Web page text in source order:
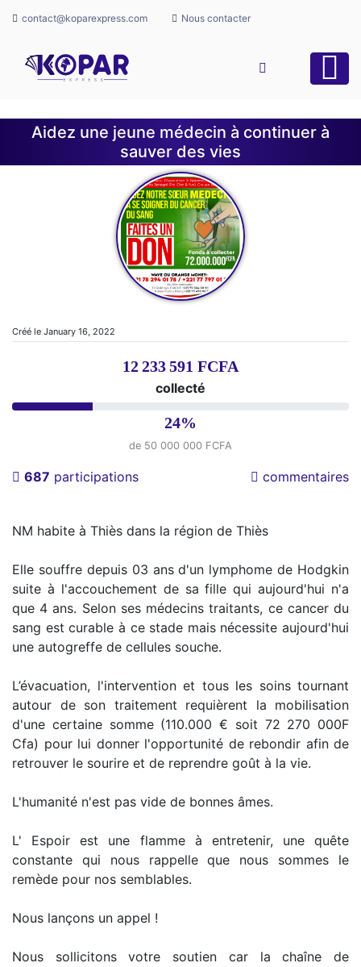
contact@koparexpress.com Nous contacter
Aidez une jeune médecin à continuer à
sauver des vies
Créé le January 16, 2022
12 233 591 FCFA
collecté
24%
de 50 000 000 FCFA
687 participations commentaires
NM habite à Thiès dans la région de Thiès
Elle souffre depuis 03 ans d'un lymphome de Hodgkin
suite à l'accouchement de sa fille qui aujourd'hui n'a
que 4 ans. Selon ses médecins traitants, ce cancer du
sang est curable à ce stade mais nécessite aujourd'hui
une autogreffe de cellules souche.
L’évacuation, l'intervention et tous les soins tournant
autour de son traitement requièrent la mobilisation
d'une certaine somme (110.000 € soit 72 270 000F
Cfa) pour lui donner l'opportunité de rebondir afin de
retrouver le sourire et de reprendre goût à la vie.
L'humanité n'est pas vide de bonnes âmes.
L' Espoir est une flamme à entretenir, une quête
constante qui nous rappelle que nous sommes le
remède pour nos semblables.
Nous lançons un appel !
Nous sollicitons votre soutien car la chaîne de